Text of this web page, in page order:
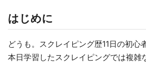
はじめに
どうも。スクレイピング歴11日の初心
本日学習したスクレイピングでは複雑